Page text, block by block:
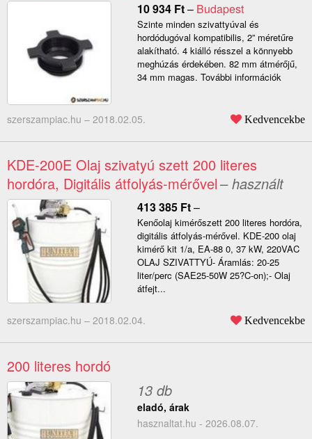
10 934 Ft– Budapest
Szinte minden szivattyúval és
hordódugóval kompatibilis, 2” méretűre
alakítható. 4 kiálló résszel a könnyebb
meghúzás érdekében. 82 mm átmérőjű,
34 mm magas. További információk
szerszampiac.hu – 2018.02.05. Kedvencekbe
KDE-200E Olaj szivatyú szett 200 literes
hordóra, Digitális átfolyás-mérővel– használt
413 385 Ft–
Kenőolaj kimérőszett 200 literes hordóra,
digitális átfolyás-mérővel. KDE-200 olaj
kimérő kit 1/a, EA-88 0, 37 kW, 220VAC
OLAJ SZIVATTYÚ- Áramlás: 20-25
liter/perc (SAE25-50W 25?C-on);- Olaj
átfejt...
szerszampiac.hu – 2018.02.04. Kedvencekbe
200 literes hordó
13 db
eladó, árak
hasznaltat.hu - 2026.08.07.